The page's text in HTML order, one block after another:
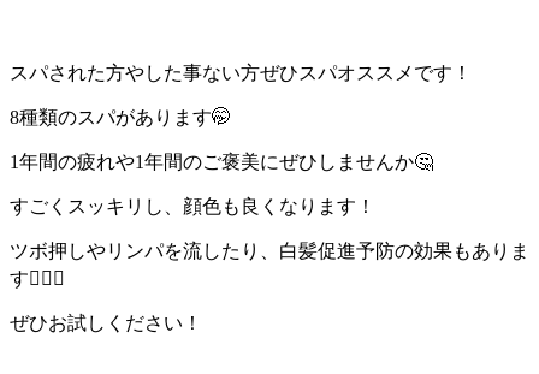
スパされた方やした事ない方ぜひスパオススメです！
8種類のスパがあります🤭
1年間の疲れや1年間のご褒美にぜひしませんか🤔
すごくスッキリし、顔色も良くなります！
ツボ押しやリンパを流したり、白髪促進予防の効果もありま
す🏋🏽‍♀️
ぜひお試しください！